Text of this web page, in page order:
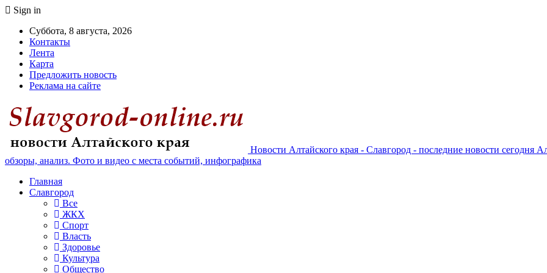
Sign in
Суббота, 8 августа, 2026
Контакты
Лента
Карта
Предложить новость
Реклама на сайте
Новости Алтайского края - Славгород - последние новости сегодня
обзоры, анализ. Фото и видео с места событий, инфографика
Главная
Славгород
Все
ЖКХ
Спорт
Власть
Здоровье
Культура
Общество